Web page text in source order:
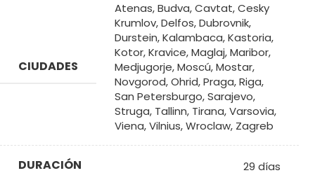
CIUDADES
Atenas,Budva,Cavtat,Cesky
Krumlov,Delfos,Dubrovnik,
Durstein,Kalambaca,Kastoria,
Kotor,Kravice,Maglaj,Maribor,
Medjugorje,Moscú,Mostar,
Novgorod,Ohrid,Praga,Riga,
San Petersburgo,Sarajevo,
Struga, Tallinn, Tirana,Varsovia,
Viena,Vilnius,Wroclaw, Zagreb
DURACIÓN 29 días